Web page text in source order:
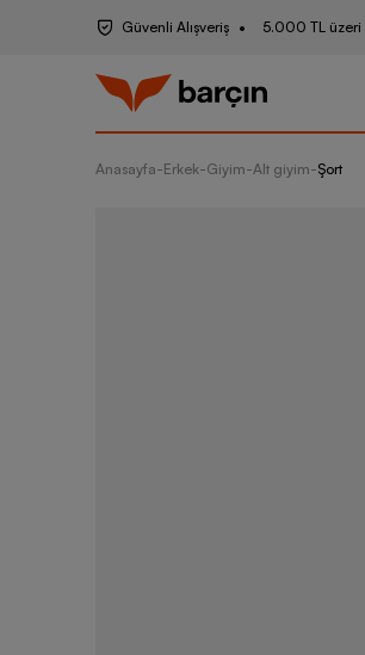
Güvenli Alışveriş 5.000 TL üzeri
Anasayfa-Erkek-Giyim-Alt giyim-Şort